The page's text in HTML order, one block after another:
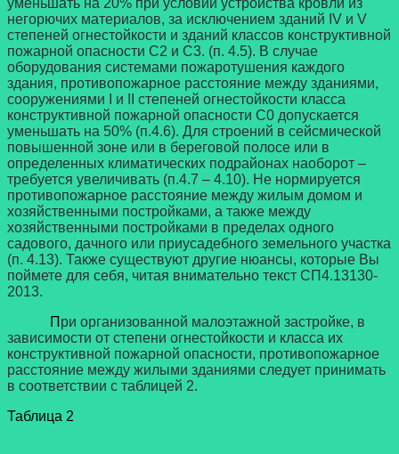
негорючих материалов, за исключением зданий IV и V
степеней огнестойкости и зданий классов конструктивной
пожарной опасности С2 и С3. (п. 4.5). В случае
оборудования системами пожаротушения каждого
здания, противопожарное расстояние между зданиями,
сооружениями I и II степеней огнестойкости класса
конструктивной пожарной опасности С0 допускается
уменьшать на 50% (п.4.6). Для строений в сейсмической
повышенной зоне или в береговой полосе или в
определенных климатических подрайонах наоборот –
требуется увеличивать (п.4.7 – 4.10). Не нормируется
противопожарное расстояние между жилым домом и
хозяйственными постройками, а также между
хозяйственными постройками в пределах одного
садового, дачного или приусадебного земельного участка
(п. 4.13). Также существуют другие нюансы, которые Вы
поймете для себя, читая внимательно текст СП4.13130-
2013.
П ри организованной малоэтажной застройке, в
зависимости от степени огнестойкости и класса их
конструктивной пожарной опасности, противопожарное
расстояние между жилыми зданиями следует принимать
в соответствии с таблицей 2.
Таблица 2